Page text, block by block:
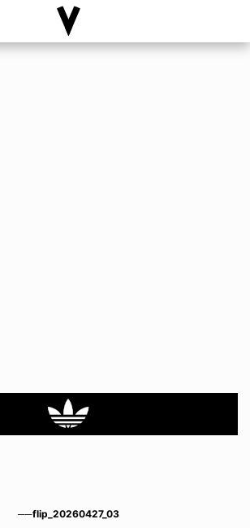
──flip_20260427_03